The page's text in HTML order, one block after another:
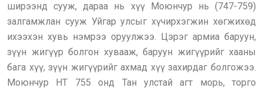
ширээнд сууж, дараа нь хүү Моюнчур нь (747-759)
залгамжлан сууж Уйгар улсыг хүчирхэгжин хөгжихөд
ихээхэн хувь нэмрээ оруулжээ. Цэрэг армиа баруун,
зүүн жигүүр болгон хувааж, баруун жигүүрийг хааны
бага хүү, зүүн жигүүрийг ахмад хүү захирдаг болгожээ.
Моюнчур НТ 755 онд Тан улстай агт морь, торго